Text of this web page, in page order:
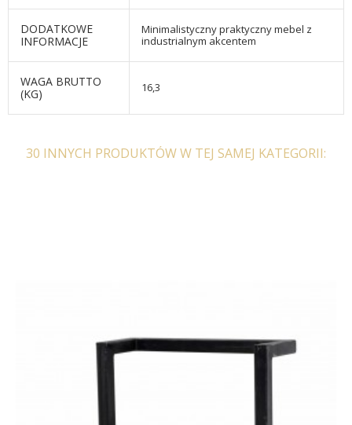
DODATKOWE
INFORMACJE
Minimalistyczny praktyczny mebel z
industrialnym akcentem
WAGA BRUTTO
(KG)
16,3
REGAŁ SEAFORD -
30 INNYCH PRODUKTÓW W TEJ SAMEJ KATEGORII: